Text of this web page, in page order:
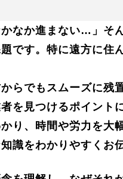
なか進まない…」
です。特に遠方に
らでもスムーズに
を見つけるポイン
り、時間や労力を大
識をわかりやすく